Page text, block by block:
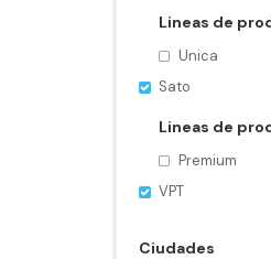
Lineas de
Unica
Sato
Lineas de
Premium
VPT
Ciudades